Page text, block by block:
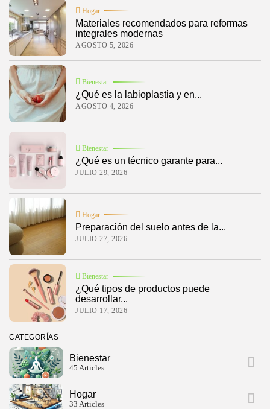
Contar con una fotocopiadora en casa es una excelente solución para
quienes necesitan imprimir, escanear o copiar documentos de manera
rápida y eficiente. Ya sea para trabajos escolares, trámites personales...
BY ARIANNA SILVA FEBRERO 14, 2025
Hogar
Materiales recomendados para reformas
integrales modernas
AGOSTO 5, 2026
Bienestar
¿Qué es la labioplastia y en...
AGOSTO 4, 2026
Bienestar
¿Qué es un técnico garante para...
JULIO 29, 2026
Hogar
Preparación del suelo antes de la...
JULIO 27, 2026
Bienestar
¿Qué tipos de productos puede
desarrollar...
JULIO 17, 2026
CATEGORÍAS
Bienestar
45 Articles
Hogar
33 Articles